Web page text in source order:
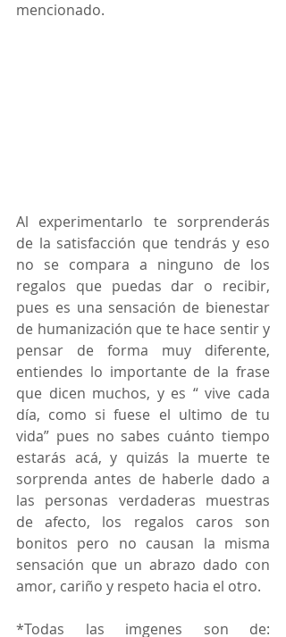
mencionado.
Al experimentarlo te sorprenderás
de la satisfacción que tendrás y eso
no se compara a ninguno de los
regalos que puedas dar o recibir,
pues es una sensación de bienestar
de humanización que te hace sentir y
pensar de forma muy diferente,
entiendes lo importante de la frase
que dicen muchos, y es “ vive cada
día, como si fuese el ultimo de tu
vida” pues no sabes cuánto tiempo
estarás acá, y quizás la muerte te
sorprenda antes de haberle dado a
las personas verdaderas muestras
de afecto, los regalos caros son
bonitos pero no causan la misma
sensación que un abrazo dado con
amor, cariño y respeto hacia el otro.